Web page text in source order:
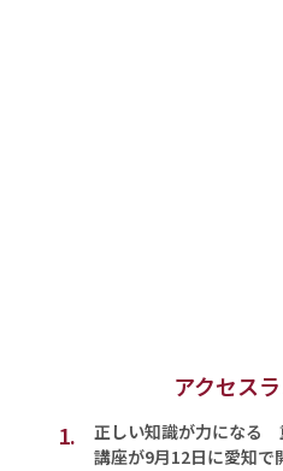
アクセス
1.
正しい知識が力になる
講座が9月12日に愛知で